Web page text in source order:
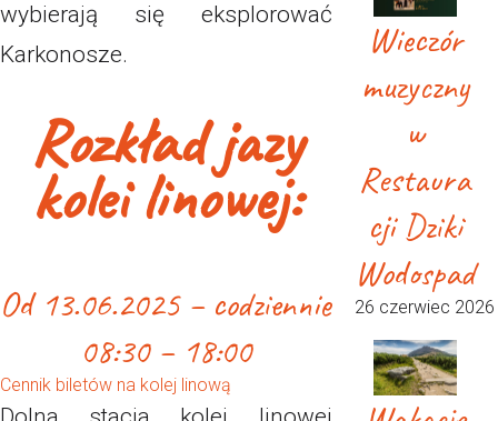
wybierają się eksplorować
Karkonosze.
Rozkład jazy
kolei linowej:
Od 13.06.2025 – codziennie
08:30 – 18:00
Cennik biletów na kolej linową
Wieczór
muzyczny
w
Restaura
cji Dziki
Wodospad
26 czerwiec 2026